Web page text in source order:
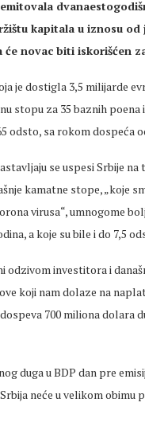
kapitala u iznosu
novac biti iskorišćen
je dostigla 3,5 milijarde
stopu za 35 baznih
odsto, sa rokom dospeća
se uspesi Srbije
kamatne stope, „koje
virusa“, umnogome
a koje su bile i do 7,5
odzivom investitora i
koji nam dolaze na
700 miliona dolara
duga u BDP dan pre
neće u velikom obimu